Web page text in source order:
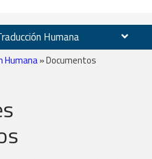
Humana
Humana»Documentos